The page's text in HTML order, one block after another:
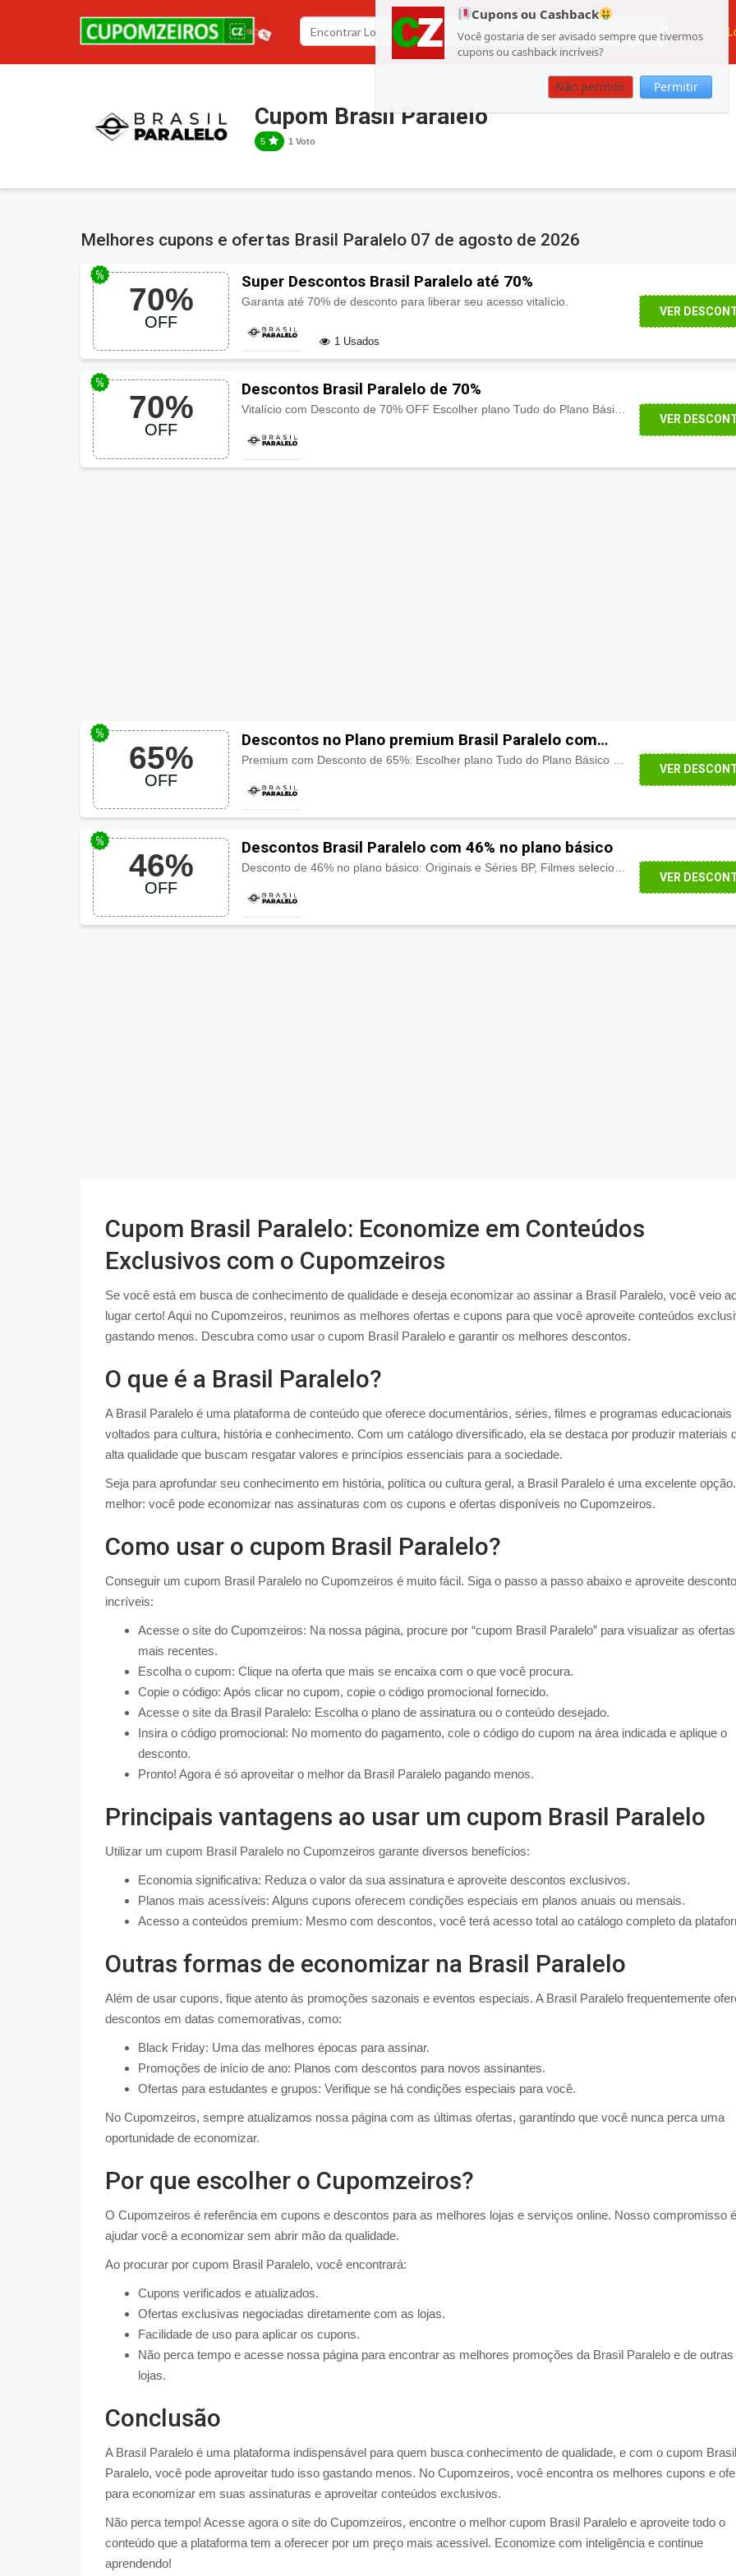
Cupons ou Cashback
Você gostaria de ser avisado sempre que tivermos
cupons ou cashback incríveis?
Não permitir Permitir
Cupom Brasil Paralelo
5 1 Voto
Melhores cupons e ofertas Brasil Paralelo 07 de agosto de 2026
70%
OFF
Super Descontos Brasil Paralelo até 70%
Garanta até 70% de desconto para liberar seu acesso vitalício.
1 Usados
VER
70%
OFF
Descontos Brasil Paralelo de 70%
Vitalício com Desconto de 70% OFF Escolher plano Tudo do Plano Básico Tudo do Plano Premium Todas as Certificações + Travessia + Travessia da Família + Método BP + Ciência Política
VER
65%
OFF
Descontos no Plano premium Brasil Paralelo com
65%
VER
46%
OFF
Descontos Brasil Paralelo com 46% no plano básico
VER
Cupom Brasil Paralelo: Economize em Conteúdos
Exclusivos com o Cupomzeiros
Se você está em busca de conhecimento de qualidade e deseja economizar ao assinar a Brasil Paralelo, você veio
lugar certo! Aqui no Cupomzeiros, reunimos as melhores ofertas e cupons para que você aproveite conteúdos
gastando menos. Descubra como usar o cupom Brasil Paralelo e garantir os melhores descontos.
O que é a Brasil Paralelo?
A Brasil Paralelo é uma plataforma de conteúdo que oferece documentários, séries, filmes e programas educacionais
voltados para cultura, história e conhecimento. Com um catálogo diversificado, ela se destaca por produzir materiais
alta qualidade que buscam resgatar valores e princípios essenciais para a sociedade.
Seja para aprofundar seu conhecimento em história, política ou cultura geral, a Brasil Paralelo é uma excelente
melhor: você pode economizar nas assinaturas com os cupons e ofertas disponíveis no Cupomzeiros.
Como usar o cupom Brasil Paralelo?
Conseguir um cupom Brasil Paralelo no Cupomzeiros é muito fácil. Siga o passo a passo abaixo e aproveite
incríveis:
Acesse o site do Cupomzeiros: Na nossa página, procure por “cupom Brasil Paralelo” para visualizar as ofertas
mais recentes.
Escolha o cupom: Clique na oferta que mais se encaixa com o que você procura.
Copie o código: Após clicar no cupom, copie o código promocional fornecido.
Acesse o site da Brasil Paralelo: Escolha o plano de assinatura ou o conteúdo desejado.
Insira o código promocional: No momento do pagamento, cole o código do cupom na área indicada e aplique o
desconto.
Pronto! Agora é só aproveitar o melhor da Brasil Paralelo pagando menos.
Principais vantagens ao usar um cupom Brasil Paralelo
Utilizar um cupom Brasil Paralelo no Cupomzeiros garante diversos benefícios:
Economia significativa: Reduza o valor da sua assinatura e aproveite descontos exclusivos.
Planos mais acessíveis: Alguns cupons oferecem condições especiais em planos anuais ou mensais.
Acesso a conteúdos premium: Mesmo com descontos, você terá acesso total ao catálogo completo da
Outras formas de economizar na Brasil Paralelo
Além de usar cupons, fique atento às promoções sazonais e eventos especiais. A Brasil Paralelo frequentemente
descontos em datas comemorativas, como:
Black Friday: Uma das melhores épocas para assinar.
Promoções de início de ano: Planos com descontos para novos assinantes.
Ofertas para estudantes e grupos: Verifique se há condições especiais para você.
No Cupomzeiros, sempre atualizamos nossa página com as últimas ofertas, garantindo que você nunca perca uma
oportunidade de economizar.
Por que escolher o Cupomzeiros?
O Cupomzeiros é referência em cupons e descontos para as melhores lojas e serviços online. Nosso compromisso é
ajudar você a economizar sem abrir mão da qualidade.
Ao procurar por cupom Brasil Paralelo, você encontrará:
Cupons verificados e atualizados.
Ofertas exclusivas negociadas diretamente com as lojas.
Facilidade de uso para aplicar os cupons.
Não perca tempo e acesse nossa página para encontrar as melhores promoções da Brasil Paralelo e de outras
lojas.
Conclusão
A Brasil Paralelo é uma plataforma indispensável para quem busca conhecimento de qualidade, e com o cupom Brasil
Paralelo, você pode aproveitar tudo isso gastando menos. No Cupomzeiros, você encontra os melhores cupons e
para economizar em suas assinaturas e aproveitar conteúdos exclusivos.
Não perca tempo! Acesse agora o site do Cupomzeiros, encontre o melhor cupom Brasil Paralelo e aproveite todo o
conteúdo que a plataforma tem a oferecer por um preço mais acessível. Economize com inteligência e continue
aprendendo!